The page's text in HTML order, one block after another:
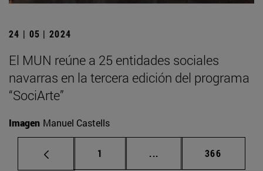
24 | 05 | 2024
El MUN reúne a 25 entidades sociales
navarras en la tercera edición del programa
“SociArte”
Imagen Manuel Castells
Página
1 ... Páginas intermedias
Página
366